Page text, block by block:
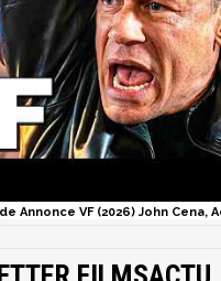
Annonce VF (2026) John Cena,